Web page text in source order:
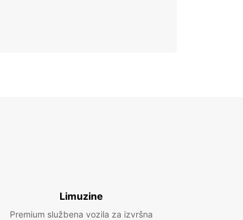
Limuzine
Premium službena vozila za izvršna